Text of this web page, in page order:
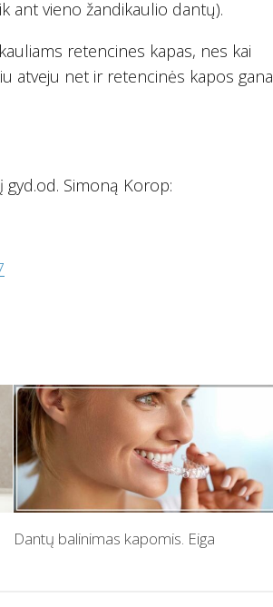
ant vieno žandikaulio dantų).
retencines kapas, nes kai
atveju net ir retencinės kapos gana
Simoną Korop:
Dantų balinimas kapomis. Eiga